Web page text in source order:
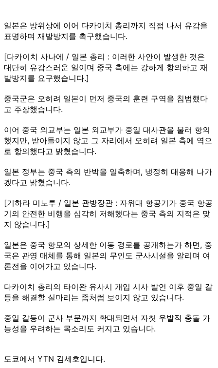
일본은 방위상에 이어 다카이치 총리까지 직접 나서 유감을
표명하며 재발방지를 촉구했습니다.
[다카이치 사나에 / 일본 총리 : 이러한 사안이 발생한 것은
대단히 유감스러운 일이며 중국 측에는 강하게 항의하고 재
발방지를 요구했습니다.]
중국군은 오히려 일본이 먼저 중국의 훈련 구역을 침범했다
고 주장했습니다.
이어 중국 외교부는 일본 외교부가 중일 대사관을 불러 항의
했지만, 받아들이지 않고 그 자리에서 오히려 일본 측에 역으
로 항의했다고 밝혔습니다.
일본 정부는 중국 측의 반박을 일축하며, 냉정히 대응해 나가
겠다고 밝혔습니다.
[기하라 미노루 / 일본 관방장관 : 자위대 항공기가 중국 항공
기의 안전한 비행을 심각히 저해했다는 중국 측의 지적은 맞
지 않습니다.]
일본은 중국 항모의 상세한 이동 경로를 공개하는가 하면, 중
국은 관영 매체를 통해 일본의 무인도 군사시설을 알리며 여
론전을 이어가고 있습니다.
다카이치 총리의 타이완 유사시 개입 시사 발언 이후 중일 갈
등을 해결할 실마리는 좀처럼 보이지 않고 있습니다.
중일 갈등이 군사 부문까지 확대되면서 자칫 우발적 충돌 가
능성을 우려하는 목소리도 커지고 있습니다.
도쿄에서 YTN 김세호입니다.